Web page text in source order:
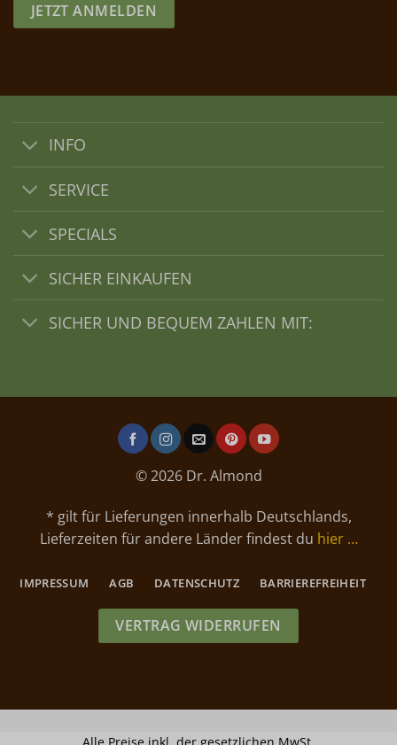
JETZT ANMELDEN
INFO
SERVICE
SPECIALS
SICHER EINKAUFEN
SICHER UND BEQUEM ZAHLEN MIT:
© 2026 Dr. Almond
* gilt für Lieferungen innerhalb Deutschlands,
Lieferzeiten für andere Länder findest du hier …
IMPRESSUM AGB DATENSCHUTZ BARRIEREFREIHEIT
VERTRAG WIDERRUFEN